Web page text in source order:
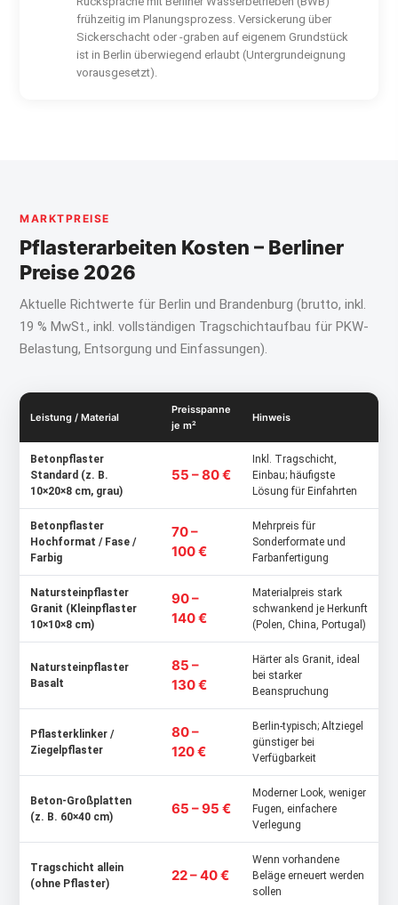
frühzeitig im Planungsprozess. Versickerung über
Sickerschacht oder -graben auf eigenem Grundstück
ist in Berlin überwiegend erlaubt (Untergrundeignung
vorausgesetzt).
MARKTPREISE
Pflasterarbeiten Kosten – Berliner
Preise 2026
Aktuelle Richtwerte für Berlin und Brandenburg (brutto, inkl.
19 % MwSt., inkl. vollständigen Tragschichtaufbau für PKW-
Belastung, Entsorgung und Einfassungen).
Leistung / Material
Preisspanne
je m²
Hinweis
Betonpflaster
Standard (z. B.
10×20×8 cm, grau)
55 – 80 €
Inkl. Tragschicht,
Einbau; häufigste
Lösung für Einfahrten
Betonpflaster
Hochformat / Fase /
Farbig
70 –
100 €
Mehrpreis für
Sonderformate und
Farbanfertigung
Natursteinpflaster
Granit (Kleinpflaster
10×10×8 cm)
90 –
140 €
Materialpreis stark
schwankend je Herkunft
(Polen, China, Portugal)
Natursteinpflaster
Basalt
85 –
130 €
Härter als Granit, ideal
bei starker
Beanspruchung
Pflasterklinker /
Ziegelpflaster
80 –
120 €
Berlin-typisch; Altziegel
günstiger bei
Verfügbarkeit
Beton-Großplatten
(z. B. 60×40 cm)
65 – 95 €
Moderner Look, weniger
Fugen, einfachere
Verlegung
Tragschicht allein
(ohne Pflaster)
22 – 40 €
Wenn vorhandene
Beläge erneuert werden
sollen